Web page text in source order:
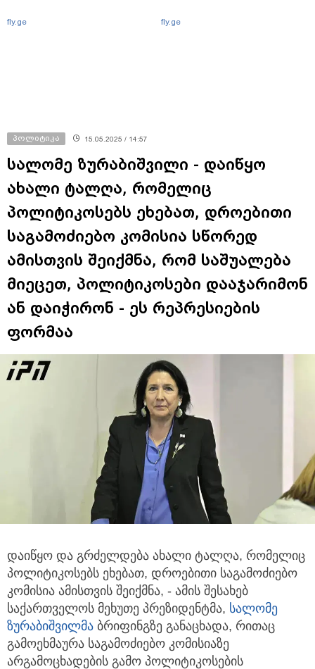
fly.ge fly.ge
პოლიტიკა 15.05.2025 / 14:57
სალომე ზურაბიშვილი - დაიწყო
ახალი ტალღა, რომელიც
პოლიტიკოსებს ეხებათ, დროებითი
საგამოძიებო კომისია სწორედ
ამისთვის შეიქმნა, რომ საშუალება
მიეცეთ, პოლიტიკოსები დააჯარიმონ
ან დაიჭირონ - ეს რეპრესიების
ფორმაა
დაიწყო და გრძელდება ახალი ტალღა, რომელიც
პოლიტიკოსებს ეხებათ, დროებითი საგამოძიებო
კომისია ამისთვის შეიქმნა, - ამის შესახებ
საქართველოს მეხუთე პრეზიდენტმა, სალომე
ზურაბიშვილმა ბრიფინგზე განაცხადა, რითაც
გამოეხმაურა საგამოძიებო კომისიაზე
არგამოცხადების გამო პოლიტიკოსების